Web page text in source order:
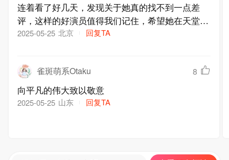
连着看了好几天，发现关于她真的找不到一点差
评，这样的好演员值得我们记住，希望她在天堂能
远离病痛
2025-05-25 北京 回复TA
雀斑萌系Otaku 8
向平凡的伟大致以敬意
2025-05-25 山东 回复TA